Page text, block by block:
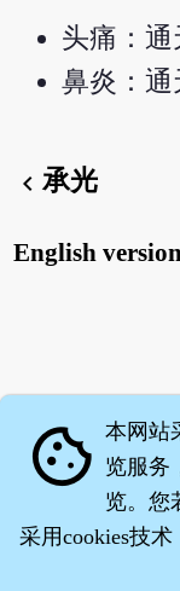
头痛：通
鼻炎：通
chevron_left承光
English version
cookie 本网站
览服务
览。您
采用cookies技